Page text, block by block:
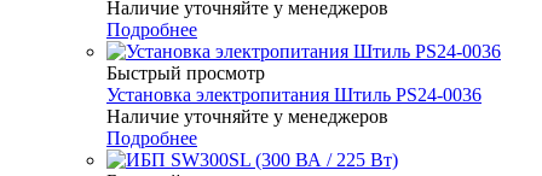
Наличие уточняйте у менеджеров
Подробнее
Быстрый просмотр
Установка электропитания Штиль PS24-0036
Наличие уточняйте у менеджеров
Подробнее